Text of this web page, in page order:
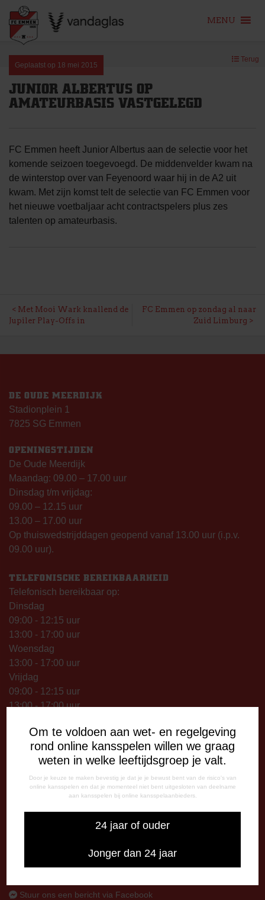
Om te voldoen aan wet- en regelgeving
rond online kansspelen willen we graag
weten in welke leeftijdsgroep je valt.
Door je keuze te maken bevestig je dat je je bewust bent van de risico's van
online kansspelen en dat je momenteel niet bent uitgesloten van deelname
aan kansspelen bij online kansspelaanbieders.
24 jaar of ouder
Jonger dan 24 jaar
content
MENU
Geplaatst op 18 mei 2015
Terug
JUNIOR ALBERTUS OP
AMATEURBASIS VASTGELEGD
FC Emmen heeft Junior Albertus aan de selectie voor het
komende seizoen toegevoegd. De middenvelder kwam na
de winterstop over van Feyenoord waar hij in de A2 uit
kwam. Met zijn komst telt de selectie van FC Emmen voor
het nieuwe voetbaljaar acht contractspelers plus zes
talenten op amateurbasis.
BERICHT
Met Mooi Wark knallend de
Jupiler Play-Offs in
FC Emmen op zondag al naar
Zuid Limburg
DE OUDE MEERDIJK
Stadionplein 1
7825 SG Emmen
OPENINGSTIJDEN
De Oude Meerdijk
Maandag: 09.00 – 17.00 uur
Dinsdag t/m vrijdag:
09.00 – 12.15 uur
13.00 – 17.00 uur
Op thuiswedstrijddagen geopend vanaf 13.00 uur (i.p.v.
09.00 uur).
TELEFONISCHE BEREIKBAARHEID
Telefonisch bereikbaar op:
Dinsdag
09:00 - 12:15 uur
13:00 - 17:00 uur
Woensdag
13:00 - 17:00 uur
Vrijdag
09:00 - 12:15 uur
13:00 - 17:00 uur
CORRESPONDENTIE-ADRES
Postbus 26
7800 AA Emmen
0591-670670
Stuur ons een bericht via Facebook